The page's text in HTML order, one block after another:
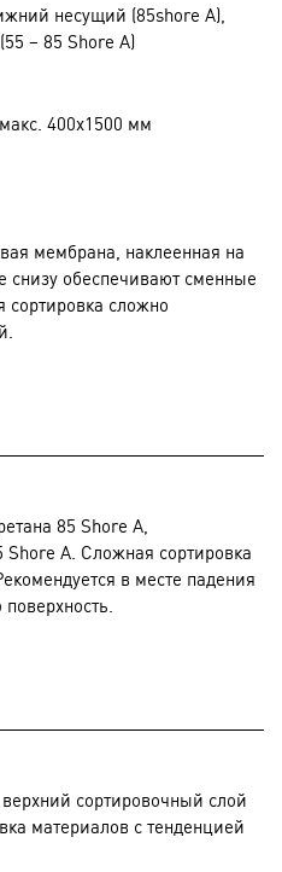
несущий (85shore A),
– 85 Shore A)
400x1500 мм
мембрана, наклеенная на
снизу обеспечивают сменные
сложно
85 Shore A,
A. Сложная сортировка
в месте падения
сортировочный слой
материалов с тенденцией